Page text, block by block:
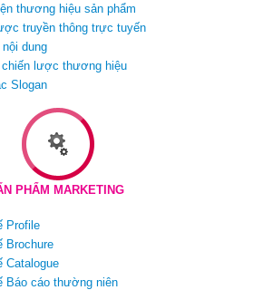
thương hiệu sản phẩm
truyền thông trực tuyến
dung
lược thương hiệu
Slogan
PHẨM MARKETING
Profile
Brochure
Catalogue
Báo cáo thường niên